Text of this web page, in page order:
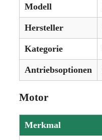
Modell
Hersteller
Kategorie
Antriebsoptionen
Motor
Merkmal